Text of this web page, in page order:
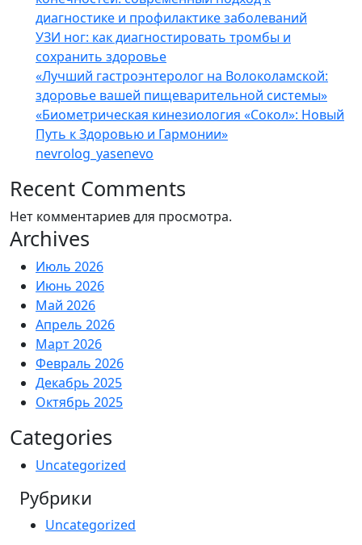
диагностике и профилактике заболеваний
УЗИ ног: как диагностировать тромбы и
сохранить здоровье
«Лучший гастроэнтеролог на Волоколамской:
здоровье вашей пищеварительной системы»
«Биометрическая кинезиология «Сокол»: Новый
Путь к Здоровью и Гармонии»
nevrolog_yasenevo
Recent Comments
Нет комментариев для просмотра.
Archives
Июль 2026
Июнь 2026
Май 2026
Апрель 2026
Март 2026
Февраль 2026
Декабрь 2025
Октябрь 2025
Categories
Uncategorized
Рубрики
Uncategorized